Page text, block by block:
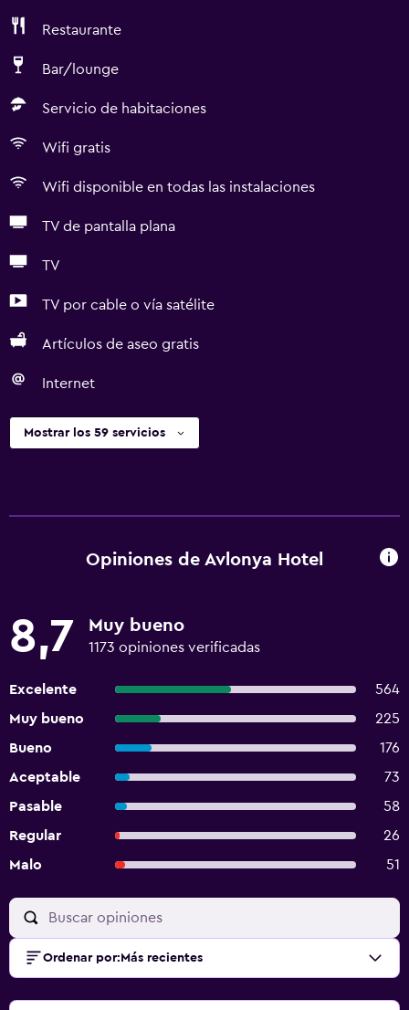
Restaurante
Bar/lounge
Servicio de habitaciones
Wifi gratis
Wifi disponible en todas las instalaciones
TV de pantalla plana
TV
TV por cable o vía satélite
Artículos de aseo gratis
Internet
Mostrar los 59 servicios
Opiniones de Avlonya Hotel
8,7 Muy bueno
1173 opiniones verificadas
Excelente
564
Muy bueno
225
Bueno
176
Aceptable
73
Pasable
58
Regular
26
Malo
51
Ordenar por: Más recientes